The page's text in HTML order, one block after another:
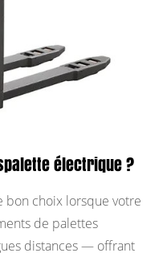
électrique ?
bon choix lorsque votre
de palettes
distances — offrant